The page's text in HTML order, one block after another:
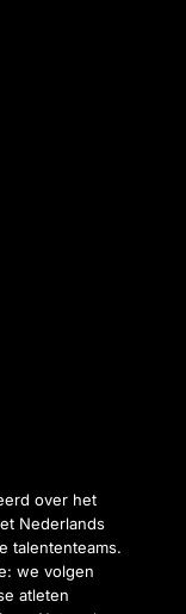
over het
Nederlands
talententeams.
we volgen
atleten